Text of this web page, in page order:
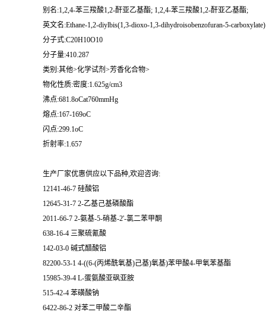
别名:1,2,4-苯三羧酸1,2-酐亚乙基酯; 1,2,4-苯三羧酸1,2-酐亚乙基酯;
英文名:Ethane-1,2-diylbis(1,3-dioxo-1,3-dihydroisobenzofuran-5-carboxylate)
分子式:C20H10O10
分子量:410.287
类别:其他>化学试剂>芳香化合物>
物化性质:密度:1.625g/cm3
沸点:681.8oCat760mmHg
熔点:167-169oC
闪点:299.1oC
折射率:1.657
生产厂家优惠供应以下品种,欢迎咨询:
12141-46-7 硅酸铝
12645-31-7 2-乙基己基磷酸酯
2011-66-7 2-氨基-5-硝基-2'-氯二苯甲酮
638-16-4 三聚硫氰酸
142-03-0 碱式醋酸铝
82200-53-1 4-((6-(丙烯酰氧基)己基)氧基)苯甲酸4-甲氧苯基酯
15985-39-4 L-蛋氨酸亚砜亚胺
515-42-4 苯磺酸钠
6422-86-2 对苯二甲酸二辛酯